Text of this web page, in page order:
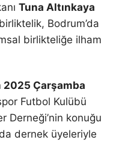
Tuna Altınkaya
Bodrum’da
birlikteliğe ilham
2025 Çarşamba
Futbol Kulübü
Derneği’nin konuğu
dernek üyeleriyle